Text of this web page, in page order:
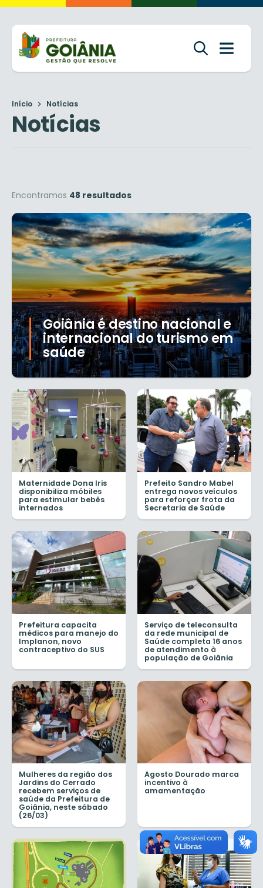
Início Notícias
Notícias
Encontramos 48 resultados
Goiânia é destino nacional e
internacional do turismo em
saúde
Maternidade Dona Iris
disponibiliza móbiles
para estimular bebês
internados
Prefeito Sandro Mabel
entrega novos veículos
para reforçar frota da
Secretaria de Saúde
Prefeitura capacita
médicos para manejo do
Implanon, novo
contraceptivo do SUS
Serviço de teleconsulta
da rede municipal de
Saúde completa 16 anos
de atendimento à
população de Goiânia
Mulheres da região dos
Jardins do Cerrado
recebem serviços de
saúde da Prefeitura de
Goiânia, neste sábado
(26/03)
Agosto Dourado marca
incentivo à
amamentação